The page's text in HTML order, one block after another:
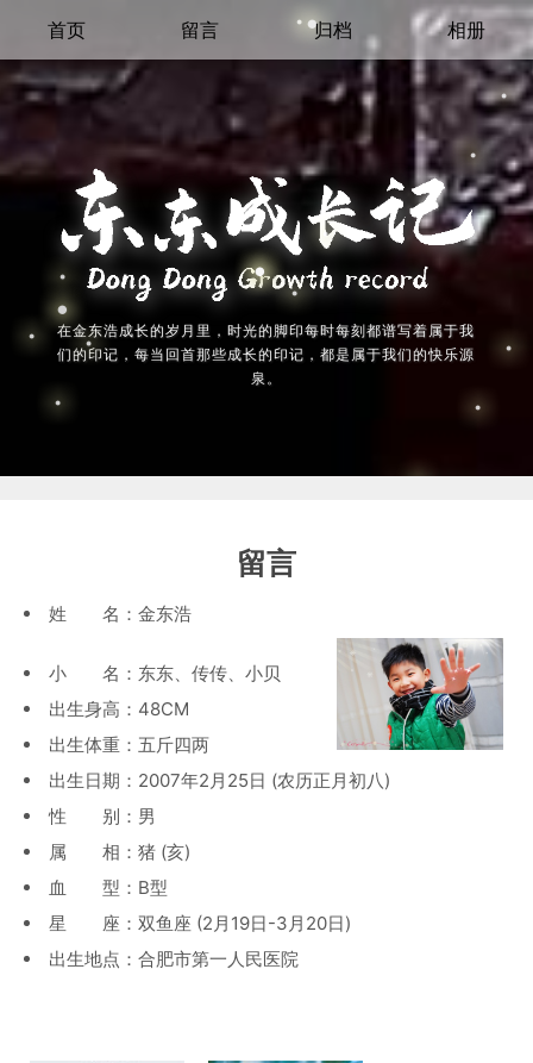
首页 留言 归档 相册
在金东浩成长的岁月里，时光的脚印每时每刻都谱写着属于我
们的印记，每当回首那些成长的印记，都是属于我们的快乐源
泉。
留言
姓 名：金东浩
小 名：东东、传传、小贝
出生身高：48CM
出生体重：五斤四两
出生日期：2007年2月25日 (农历正月初八)
性 别：男
属 相：猪 (亥)
血 型：B型
星 座：双鱼座 (2月19日-3月20日)
出生地点：合肥市第一人民医院